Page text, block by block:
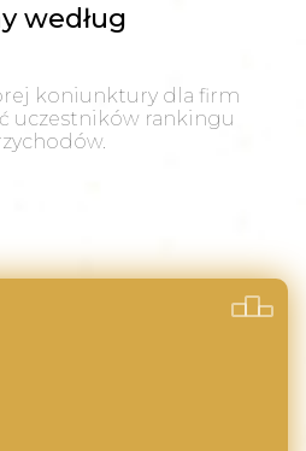
według
koniunktury dla firm
uczestników rankingu